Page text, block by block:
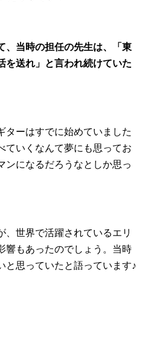
、当時の担任の先生は、「東
を送れ」と言われ続けていた
ターはすでに始めていました
ていくなんて夢にも思ってお
ンになるだろうなとしか思っ
、世界で活躍されているエリ
響もあったのでしょう。当時
と思っていたと語っています♪